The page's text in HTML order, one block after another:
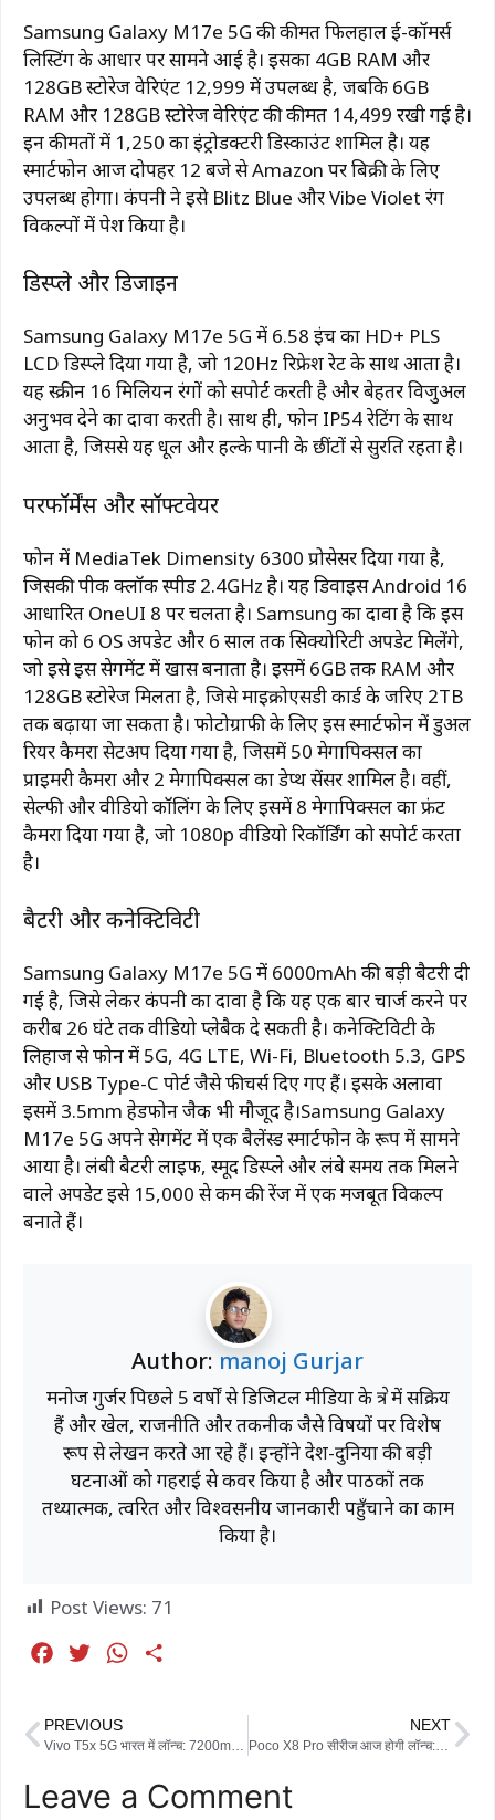
Samsung Galaxy M17e 5G कीकीमतफिलहालई-कॉमर्स
लिस्टिंगकेआधारपरसामनेआईहै। इसका 4GB RAM और
128GBस्टोरेजवेरिएंट ₹ 12,999 मेंउपलब्धहै, जबकि 6GB
RAM और 128GBस्टोरेजवेरिएंटकीकीमत ₹ 14,499 रखीगईहै।
इनकीमतोंमें ₹ 1,250 काइंट्रोडक्टरीडिस्काउंटशामिलहै। यह
स्मार्टफोनआजदोपहर 12 बजेसेAmazon परबिक्रीकेलिए
उपलब्धहोगा। कंपनीनेइसे Blitz Blue औरVibe Violet रंग
विकल्पोंमेंपेशकियाहै।
डिस्प्ले औरडिजाइन
Samsung Galaxy M17e 5G में 6.58 इंचका HD+ PLS
LCD डिस्प्लेदियागयाहै, जो 120Hz रिफ्रेशरेटकेसाथआताहै।
यहस्क्रीन 16 मिलियनरंगोंकोसपोर्टकरतीहैऔरबेहतरविजुअल
अनुभवदेनेकादावाकरतीहै। साथही, फोन IP54रेटिंगकेसाथ
आताहै, जिससेयहधूलऔरहल्केपानीकेछींटोंसेसुरक्षितरहताहै।
परफॉर्मेंस औरसॉफ्टवेयर
फोनमें MediaTek Dimensity 6300 प्रोसेसरदियागयाहै,
जिसकीपीकक्लॉकस्पीड 2.4GHz है। यहडिवाइसAndroid 16
आधारित OneUI 8 परचलताहै। Samsung कादावाहैकिइस
फोनको 6 OSअपडेटऔर 6 सालतकसिक्योरिटीअपडेटमिलेंगे,
जोइसेइससेगमेंटमेंखासबनाताहै। इसमें 6GBतक RAM और
128GBस्टोरेजमिलताहै, जिसेमाइक्रोएसडीकार्डकेजरिए 2TB
तकबढ़ायाजासकताहै। फोटोग्राफीकेलिएइसस्मार्टफोनमेंडुअल
रियरकैमरासेटअपदियागयाहै, जिसमें 50 मेगापिक्सलका
प्राइमरीकैमराऔर 2 मेगापिक्सलकाडेप्थसेंसरशामिलहै। वहीं,
सेल्फीऔरवीडियोकॉलिंगकेलिएइसमें 8 मेगापिक्सलकाफ्रंट
कैमरादियागयाहै, जो 1080p वीडियोरिकॉर्डिंगकोसपोर्टकरता
है।
बैटरी औरकनेक्टिविटी
Samsung Galaxy M17e 5G में 6000mAh कीबड़ीबैटरीदी
गईहै, जिसेलेकरकंपनीकादावाहैकियहएकबारचार्जकरनेपर
करीब 26 घंटेतकवीडियोप्लेबैकदेसकतीहै। कनेक्टिविटीके
लिहाजसेफोनमें 5G, 4G LTE, Wi-Fi, Bluetooth 5.3, GPS
और USB Type-C पोर्टजैसेफीचर्सदिएगएहैं। इसकेअलावा
इसमें 3.5mm हेडफोनजैक भीमौजूदहै।Samsung Galaxy
M17e 5G अपनेसेगमेंटमेंएकबैलेंस्डस्मार्टफोनकेरूपमेंसामने
आयाहै। लंबीबैटरीलाइफ, स्मूदडिस्प्लेऔरलंबेसमयतकमिलने
वालेअपडेटइसे ₹ 15,000 सेकमकीरेंजमेंएकमजबूतविकल्प
बनातेहैं।
Author: manoj Gurjar
मनोज गुर्जर पिछले 5 वर्षों से डिजिटल मीडिया के क्षेत्र में सक्रिय
हैं और खेल, राजनीति और तकनीक जैसे विषयों पर विशेष
रूप से लेखन करते आ रहे हैं। इन्होंने देश-दुनिया की बड़ी
घटनाओं को गहराई से कवर किया है और पाठकों तक
तथ्यात्मक, त्वरित और विश्वसनीय जानकारी पहुँचाने का काम
किया है।
Post Views: 71
e
o
t
e
W
t
A
r
PREVIOUS
Vivo T5x 5G भारत में लॉन्च: 7200mAh बैटरी, 120Hz डिस्प्ले और दमदार फीचर्स के साथ एंट्री
NEXT
Poco X8 Pro सीरीज आज होगी लॉन्च: Iron Man Edition समेत दमदार फीचर्स से लैस स्मार्टफोन्स पर सबकी नजर
Leave a Comment